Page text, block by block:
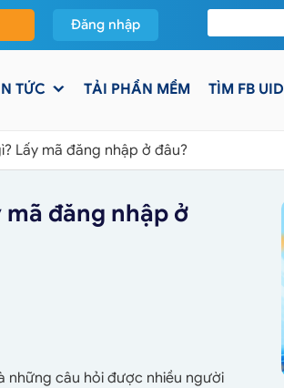
Đăng nhập
TỨC TẢI PHẦN MỀM TÌM FB UID
Lấy mã đăng nhập ở đâu?
mã đăng nhập ở
những câu hỏi được nhiều người